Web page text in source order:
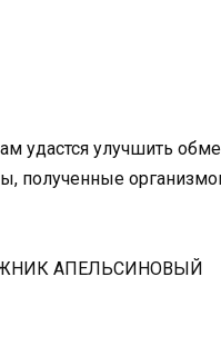
удастся улучшить
полученные
АПЕЛЬСИНОВЫЙ